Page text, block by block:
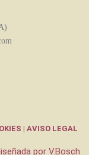
| AVISO LEGAL
por V.Bosch